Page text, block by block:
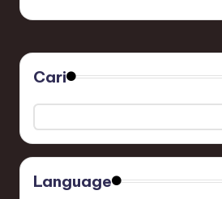
Cari
Language